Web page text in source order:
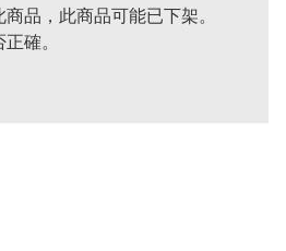
品，此商品可能已下架。
確。